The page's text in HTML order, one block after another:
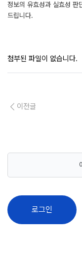
정보의 유효성과 실효성 판
드립니다.
첨부된 파일이 없습니다.
이전글
로그인